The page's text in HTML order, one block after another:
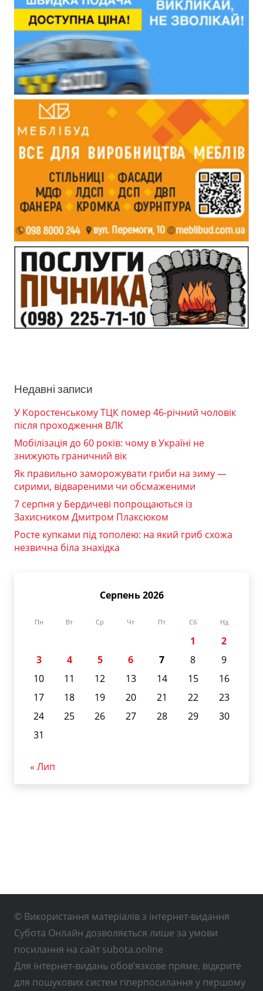
Недавні записи
У Коростенському ТЦК помер 46-річний чоловік
після проходження ВЛК
Мобілізація до 60 років: чому в Україні не
знижують граничний вік
Як правильно заморожувати гриби на зиму —
сирими, відвареними чи обсмаженими
7 серпня у Бердичеві попрощаються із
Захисником Дмитром Плаксюком
Росте купками під тополею: на який гриб схожа
незвична біла знахідка
Серпень 2026
Пн Вт Ср Чт Пт Сб Нд
1
2
3
4 5 6 7 8
9
10
11 12 13 14 15
16
17
18 19 20 21 22
23
24
25 26 27 28 29
30
31
« Лип
© Використання матеріалів з інтернет-видання
Субота Онлайн дозволяється лише за умови
посилання на сайт subota.online
Для інтернет-видань обов’язкове пряме, відкрите
для пошукових систем гіперпосилання у першому